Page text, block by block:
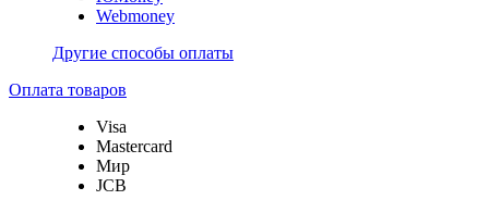
Webmoney
Другие способы оплаты
Оплата товаров
Visa
Mastercard
Мир
JCB